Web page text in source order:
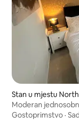
Stan u mjestu
Moderan
Gostoprimstvo ·